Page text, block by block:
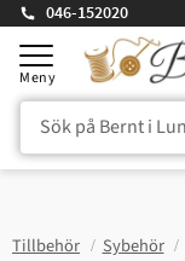
Meny
046-152020
Tillbehör Sybehör